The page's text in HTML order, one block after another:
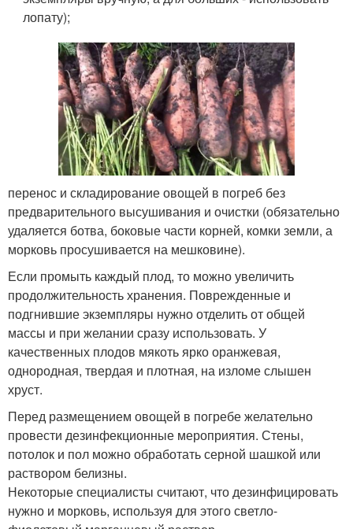
лопату);
перенос и складирование овощей в погреб без
предварительного высушивания и очистки (обязательно
удаляется ботва, боковые части корней, комки земли, а
морковь просушивается на мешковине).
Если промыть каждый плод, то можно увеличить
продолжительность хранения. Поврежденные и
подгнившие экземпляры нужно отделить от общей
массы и при желании сразу использовать. У
качественных плодов мякоть ярко оранжевая,
однородная, твердая и плотная, на изломе слышен
хруст.
Перед размещением овощей в погребе желательно
провести дезинфекционные мероприятия. Стены,
потолок и пол можно обработать серной шашкой или
раствором белизны.
Некоторые специалисты считают, что дезинфицировать
нужно и морковь, используя для этого светло-